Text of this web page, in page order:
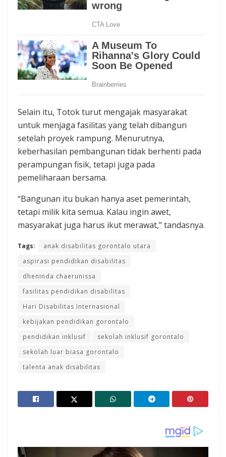
Selain itu, Totok turut mengajak masyarakat
untuk menjaga fasilitas yang telah dibangun
setelah proyek rampung. Menurutnya,
keberhasilan pembangunan tidak berhenti pada
perampungan fisik, tetapi juga pada
pemeliharaan bersama.
“Bangunan itu bukan hanya aset pemerintah,
tetapi milik kita semua. Kalau ingin awet,
masyarakat juga harus ikut merawat,” tandasnya.
Tags:
anak disabilitas gorontalo utara
aspirasi pendidikan disabilitas
dheninda chaerunissa
fasilitas pendidikan disabilitas
Hari Disabilitas Internasional
kebijakan pendidikan gorontalo
pendidikan inklusif
sekolah inklusif gorontalo
sekolah luar biasa gorontalo
talenta anak disabilitas